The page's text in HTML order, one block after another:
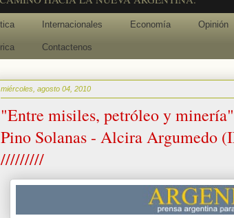
Internacionales Economía Opinión
Contactenos
miércoles, agosto 04, 2010
"Entre misiles, petróleo y
Pino Solanas - Alcira Argumedo
/////////